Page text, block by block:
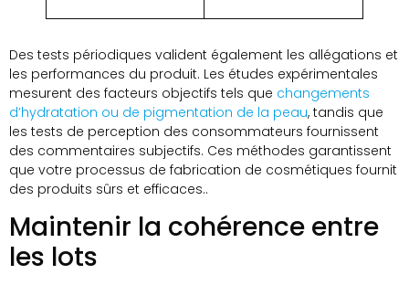
Des tests périodiques valident également les allégations et
les performances du produit. Les études expérimentales
mesurent des facteurs objectifs tels que changements
d’hydratation ou de pigmentation de la peau, tandis que
les tests de perception des consommateurs fournissent
des commentaires subjectifs. Ces méthodes garantissent
que votre processus de fabrication de cosmétiques fournit
des produits sûrs et efficaces..
Maintenir la cohérence entre
les lots